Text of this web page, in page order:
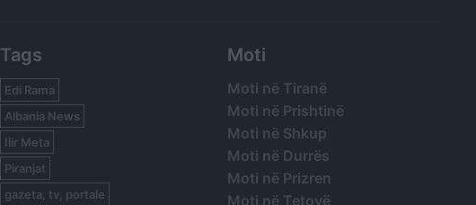
Tags
Edi Rama
Albania News
Ilir Meta
Piranjat
gazeta, tv, portale
Moti
Moti në Tiranë
Moti në Prishtinë
Moti në Shkup
Moti në Durrës
Moti në Prizren
Moti në Tetovë